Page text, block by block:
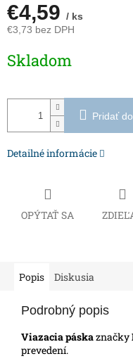
€4,59 / ks
€3,73 bez DPH
cena:
Skladom
Pridať
Detailné informácie
OPÝTAŤ SA
Popis Diskusia
Podrobný popis
Viazacia páskaznačky
prevedení.